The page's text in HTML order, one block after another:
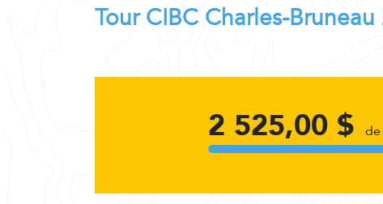
Tour CIBC Charles-
2 525,00 $ de